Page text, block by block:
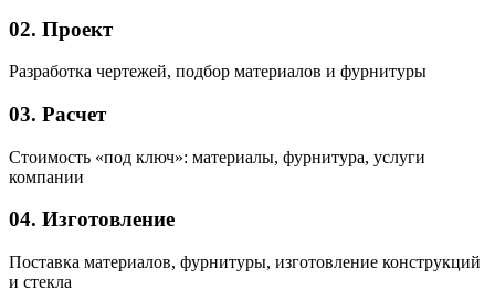
02. Проект
Разработка чертежей, подбор материалов и фурнитуры
03. Расчет
Стоимость «под ключ»: материалы, фурнитура, услуги
компании
04. Изготовление
Поставка материалов, фурнитуры, изготовление конструкций
и стекла